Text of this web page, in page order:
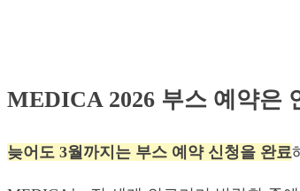
MEDICA 2026 부스 예약은
늦어도 3월까지는 부스 예약 신청을 완료